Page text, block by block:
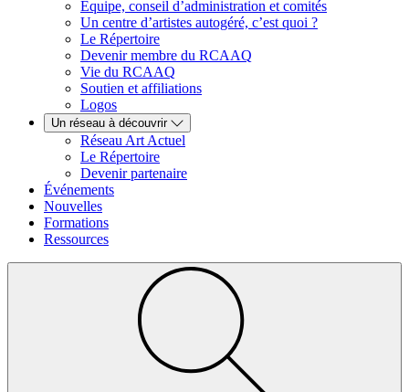
Équipe, conseil d’administration et comités
Un centre d’artistes autogéré, c’est quoi ?
Le Répertoire
Devenir membre du RCAAQ
Vie du RCAAQ
Soutien et affiliations
Logos
Un réseau à découvrir
Réseau Art Actuel
Le Répertoire
Devenir partenaire
Événements
Nouvelles
Formations
Ressources